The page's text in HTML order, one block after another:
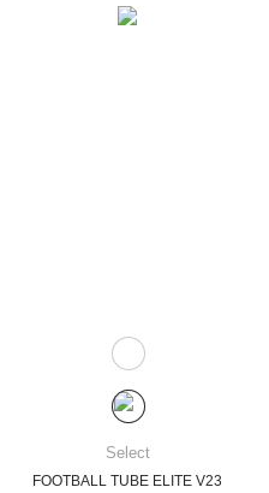
Select
FOOTBALL TUBE ELITE V23